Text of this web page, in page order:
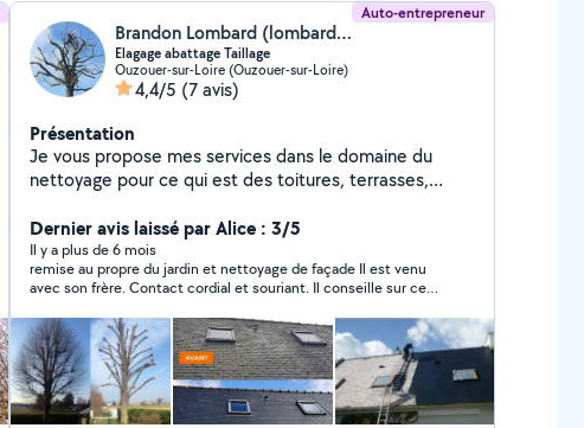
Auto-entrepreneur
Brandon Lombard (lombard brandon)
Elagage abattage Taillage
Ouzouer-sur-Loire (Ouzouer-sur-Loire)
4,4/5 (7 avis)
Présentation
Je vous propose mes services dans le domaine du
nettoyage pour ce qui est des toitures, terrasses,
Taillage de haie - Elagage des Arbres - Déracinâge de
haie - tont de pelouse
Dernier avis laissé par Alice : 3/5
Il y a plus de 6 mois
remise au propre du jardin et nettoyage de façade Il est venu
avec son frère. Contact cordial et souriant. Il conseille sur ce
il n’a pas pu terminer car il avait un rdv après. la note moyenne
correspond à ça Il est convenu qu’il revienne environ 2
semaines après son passage car il a du travail entre temps.
J’attend maintenant son retour, car pour l’instant je n’ai pas
réussie à le joindre. (1 sms et 1 appel)